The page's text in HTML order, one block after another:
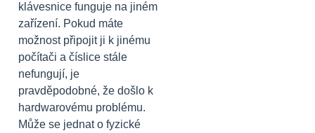
klávesnice funguje na jiném
zařízení. Pokud máte
možnost připojit ji k jinému
počítači a číslice stále
nefungují, je
pravděpodobné, že došlo k
hardwarovému problému.
Může se jednat o fyzické